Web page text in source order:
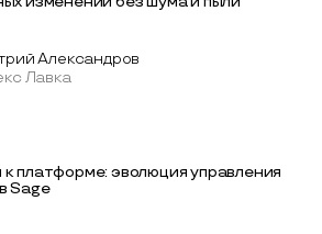
Александров
Лавка
платформе: эволюция управления
Sage